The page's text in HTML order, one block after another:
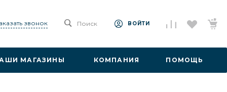
звонок Поиск ВОЙТИ
МАГАЗИНЫ КОМПАНИЯ ПОМОЩЬ